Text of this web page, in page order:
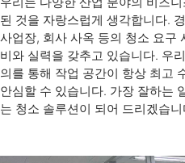
된 것을 자랑스럽게 생각합니다.
사업장, 회사 사옥 등의 청소 요구
비와 실력을 갖추고 있습니다. 우
의를 통해 작업 공간이 항상 최고
안심할 수 있습니다. 가장 잘하는
는 청소 솔루션이 되어 드리겠습니